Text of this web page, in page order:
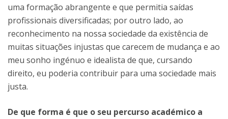
uma formação abrangente e que permitia saídas
profissionais diversificadas; por outro lado, ao
reconhecimento na nossa sociedade da existência de
muitas situações injustas que carecem de mudança e ao
meu sonho ingénuo e idealista de que, cursando
direito, eu poderia contribuir para uma sociedade mais
justa.
De que forma é que o seu percurso académico a